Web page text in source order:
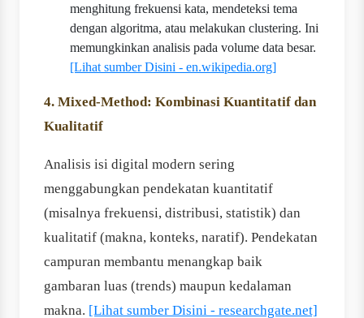
menghitung frekuensi kata, mendeteksi tema
dengan algoritma, atau melakukan clustering. Ini
memungkinkan analisis pada volume data besar.
[Lihat sumber Disini - en.wikipedia.org]
4. Mixed-Method: Kombinasi Kuantitatif dan
Kualitatif
Analisis isi digital modern sering
menggabungkan pendekatan kuantitatif
(misalnya frekuensi, distribusi, statistik) dan
kualitatif (makna, konteks, naratif). Pendekatan
campuran membantu menangkap baik
gambaran luas (trends) maupun kedalaman
makna. [Lihat sumber Disini - researchgate.net]